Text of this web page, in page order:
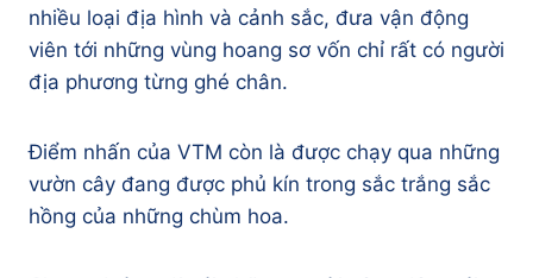
nhiều loại địa hình và cảnh sắc, đưa vận động
viên tới những vùng hoang sơ vốn chỉ rất có người
địa phương từng ghé chân.
Điểm nhấn của VTM còn là được chạy qua những
vườn cây đang được phủ kín trong sắc trắng sắc
hồng của những chùm hoa.